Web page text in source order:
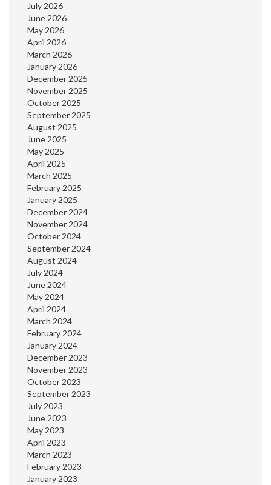
July 2026
June 2026
May 2026
April 2026
March 2026
January 2026
December 2025
November 2025
October 2025
September 2025
August 2025
June 2025
May 2025
April 2025
March 2025
February 2025
January 2025
December 2024
November 2024
October 2024
September 2024
August 2024
July 2024
June 2024
May 2024
April 2024
March 2024
February 2024
January 2024
December 2023
November 2023
October 2023
September 2023
July 2023
June 2023
May 2023
April 2023
March 2023
February 2023
January 2023